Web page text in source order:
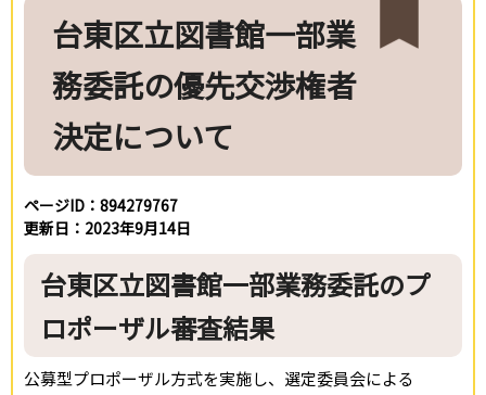
台東区立図書館一部業
務委託の優先交渉権者
決定について
ページID：894279767
更新日：2023年9月14日
台東区立図書館一部業務委託のプ
ロポーザル審査結果
公募型プロポーザル方式を実施し、選定委員会による